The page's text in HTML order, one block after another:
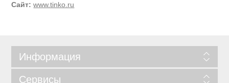
Сайт: www.tinko.ru
Информация
Сервисы